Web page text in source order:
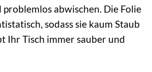
problemlos abwischen. Die Folie
sodass sie kaum Staub
Ihr Tisch immer sauber und